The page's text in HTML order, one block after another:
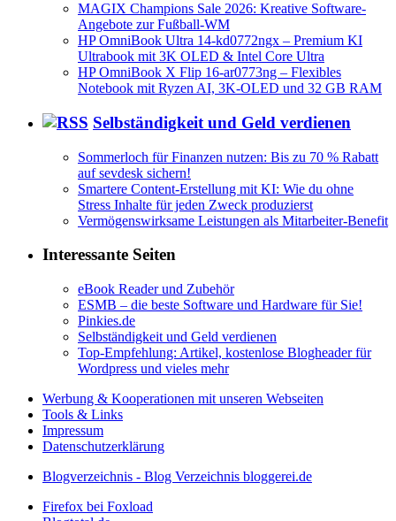
MAGIX Champions Sale 2026: Kreative Software-
Angebote zur Fußball-WM
HP OmniBook Ultra 14-kd0772ngx – Premium KI
Ultrabook mit 3K OLED & Intel Core Ultra
HP OmniBook X Flip 16-ar0773ng – Flexibles
Notebook mit Ryzen AI, 3K-OLED und 32 GB RAM
Selbständigkeit und Geld verdienen
Sommerloch für Finanzen nutzen: Bis zu 70 % Rabatt
auf sevdesk sichern!
Smartere Content-Erstellung mit KI: Wie du ohne
Stress Inhalte für jeden Zweck produzierst
Vermögenswirksame Leistungen als Mitarbeiter-Benefit
Interessante Seiten
eBook Reader und Zubehör
ESMB – die beste Software und Hardware für Sie!
Pinkies.de
Selbständigkeit und Geld verdienen
Top-Empfehlung: Artikel, kostenlose Blogheader für
Wordpress und vieles mehr
Werbung & Kooperationen mit unseren Webseiten
Tools & Links
Impressum
Datenschutzerklärung
Blogverzeichnis - Blog Verzeichnis bloggerei.de
Firefox bei Foxload